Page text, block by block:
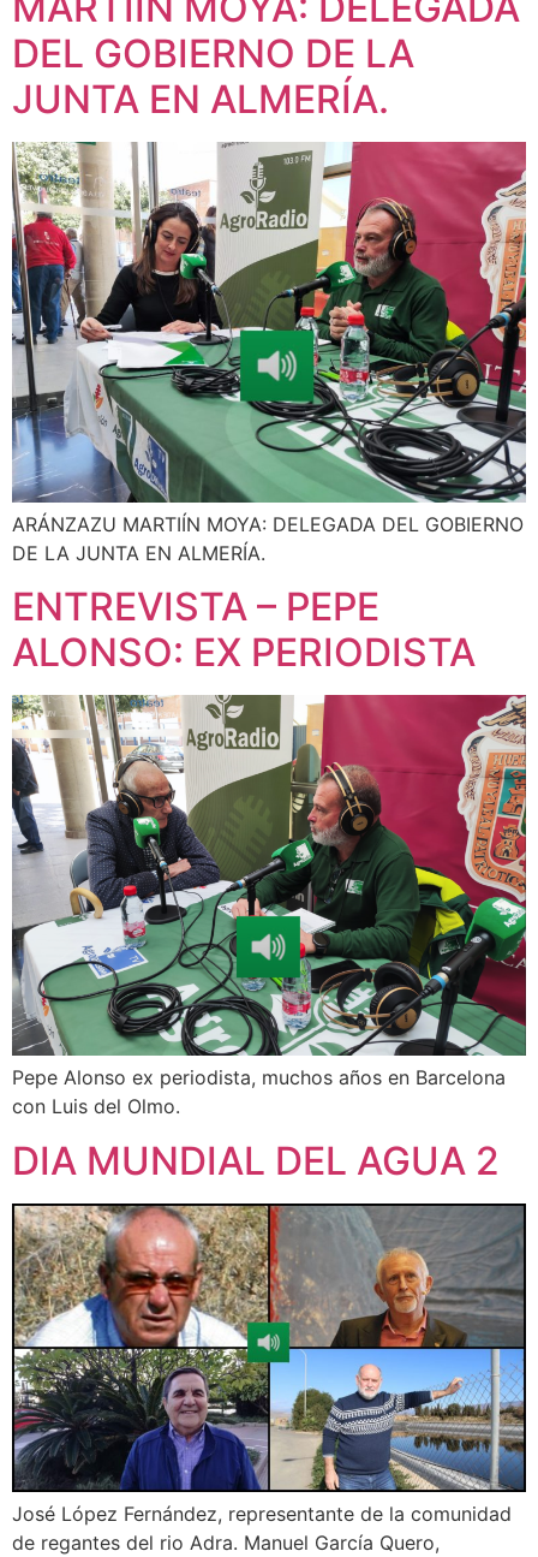
DEL GOBIERNO DE LA
JUNTA EN ALMERÍA.
ARÁNZAZU MARTIÍN MOYA: DELEGADA DEL GOBIERNO
DE LA JUNTA EN ALMERÍA.
ENTREVISTA – PEPE
ALONSO: EX PERIODISTA
Pepe Alonso ex periodista, muchos años en Barcelona
con Luis del Olmo.
DIA MUNDIAL DEL AGUA 2
José López Fernández, representante de la comunidad
de regantes del rio Adra. Manuel García Quero,